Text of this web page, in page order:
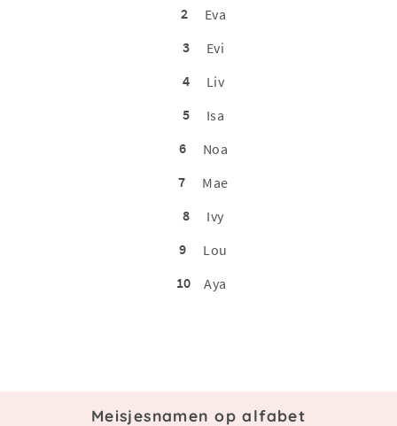
2
Eva
3
Evi
4
Liv
5
Isa
6
Noa
7
Mae
8
Ivy
9
Lou
10
Aya
Meisjesnamen op alfabet